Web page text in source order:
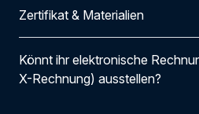
Zertifikat & Materialien
Könnt ihr elektronische
X-Rechnung) ausstellen?